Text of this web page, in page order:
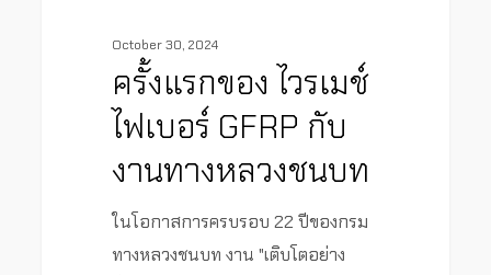
October 30, 2024
ครั้งแรกของ ไวรเมช์
ไฟเบอร์ GFRP กับ
งานทางหลวงชนบท
ในโอกาสการครบรอบ 22 ปีของกรม
ทางหลวงชนบท งาน "เติบโตอย่าง